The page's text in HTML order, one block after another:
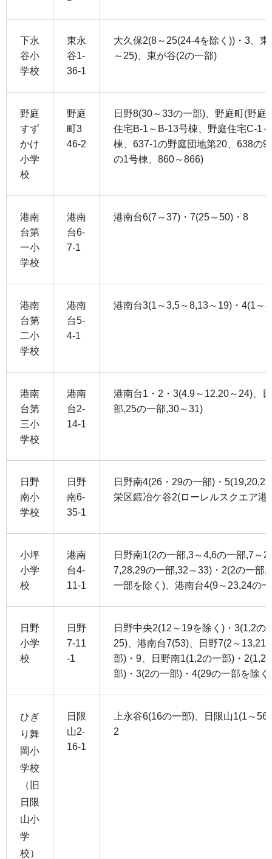
下永
谷小
学校
東永
谷1-
36-1
大久保2(8～25(24-4を除く))・3、
～25)、東が谷(2の一部)
野庭
すず
かけ
小学
校
野庭
町3
46-2
日野8(30～33の一部)、野庭町(野庭
住宅B-1～B-13号棟、野庭住宅C-1
棟、637-1の野庭団地第20、638の
の1号棟、860～866)
港南
台第
一小
学校
港南
台6-
7-1
港南台6(7～37)・7(25～50)・8
港南
台第
二小
学校
港南
台5-
4-1
港南台3(1～3,5～8,13～19)・4(1～
港南
台第
三小
学校
港南
台2-
14-1
港南台1・2・3(4.9～12,20～24)、
部,25の一部,30～31)
日野
南小
学校
日野
南6-
35-1
日野南4(26・29の一部)・
栄区鍛冶ケ谷2(ローレルスクエア港
小坪
小学
校
港南
台4-
11-1
日野南1(2の一部,3～4,6の一部,7～
7,28,29の一部,32～33)・2(2の一部
一部を除く)、港南台4(9～23,24の
日野
小学
校
日野
7-11
-1
日野中央2(12～19を除く)・3(1,2の
25)、港南台7(53)、日野7(2～13,21
部)・9、日野南1(1,2の一部)・2(1,2
部)・3(2の一部)・4(29の一部を除
ひぎ
り舞
岡小
学校
（旧
日限
山小
学
校）
日限
山2-
16-1
上永谷6(16の一部)、日限山1(1～
2